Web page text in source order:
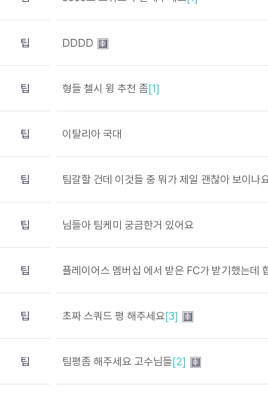
팁 DDDD
팁 형들 첼시 윙 추천 좀[1]
팁 이탈리아 국대
팁 팀갈할 건데 이것들 중 뭐가 제일 괜찮아 보이나
팁 님들아 팀케미 궁금한거 있어요
팁 플레이어스 멤버십 에서 받은 FC가 받기했는데
팁 초짜 스쿼드 평 해주세요[3]
팁 팀평좀 해주세요 고수님들[2]